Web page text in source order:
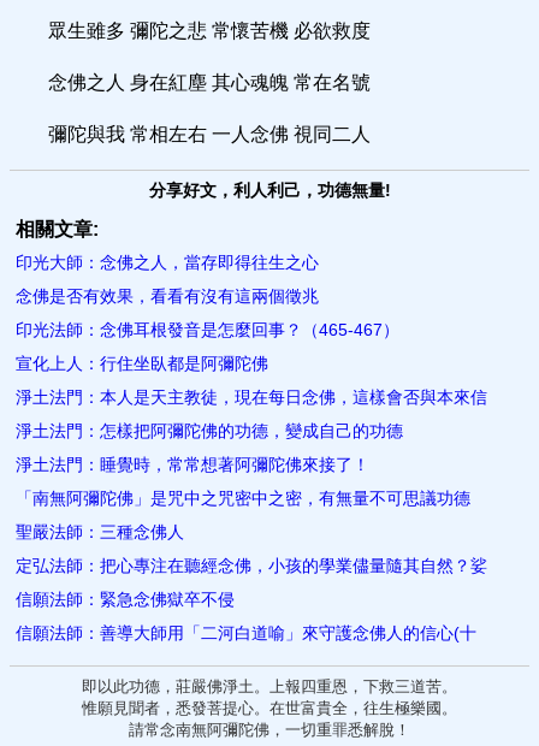
眾生雖多 彌陀之悲 常懷苦機 必欲救度
念佛之人 身在紅塵 其心魂魄 常在名號
彌陀與我 常相左右 一人念佛 視同二人
分享好文，利人利己，功德無量!
相關文章:
印光大師：念佛之人，當存即得往生之心
念佛是否有效果，看看有沒有這兩個徵兆
印光法師：念佛耳根發音是怎麼回事？（465-467）
宣化上人：行住坐臥都是阿彌陀佛
淨土法門：本人是天主教徒，現在每日念佛，這樣會否與本來信
淨土法門：怎樣把阿彌陀佛的功德，變成自己的功德
淨土法門：睡覺時，常常想著阿彌陀佛來接了！
「南無阿彌陀佛」是咒中之咒密中之密，有無量不可思議功德
聖嚴法師：三種念佛人
定弘法師：把心專注在聽經念佛，小孩的學業儘量隨其自然？娑
信願法師：緊急念佛獄卒不侵
信願法師：善導大師用「二河白道喻」來守護念佛人的信心(十
即以此功德，莊嚴佛淨土。上報四重恩，下救三道苦。
惟願見聞者，悉發菩提心。在世富貴全，往生極樂國。
請常念南無阿彌陀佛，一切重罪悉解脫！